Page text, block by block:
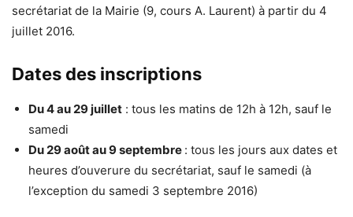
secrétariat de la Mairie (9, cours A. Laurent) à partir du 4
juillet 2016.
Dates des inscriptions
Du 4 au 29 juillet : tous les matins de 12h à 12h, sauf le
samedi
Du 29 août au 9 septembre : tous les jours aux dates et
heures d’ouverure du secrétariat, sauf le samedi (à
l’exception du samedi 3 septembre 2016)